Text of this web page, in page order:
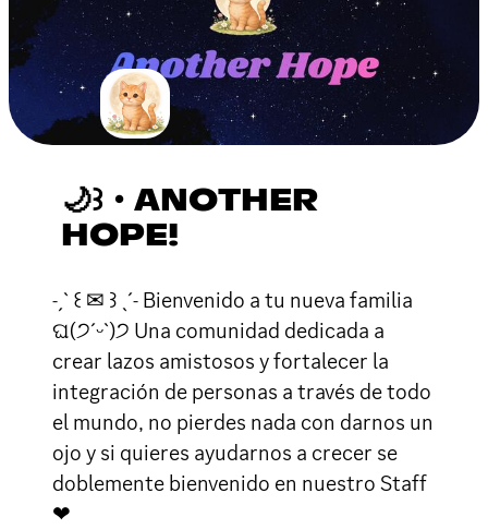
🌙꒱・ANOTHER
HOPE!
˗ˏˋ ꒰ ✉ ꒱ ˎˊ˗ Bienvenido a tu nueva familia
ଘ(੭ˊᵕˋ)੭ Una comunidad dedicada a
crear lazos amistosos y fortalecer la
integración de personas a través de todo
el mundo, no pierdes nada con darnos un
ojo y si quieres ayudarnos a crecer se
doblemente bienvenido en nuestro Staff
❤